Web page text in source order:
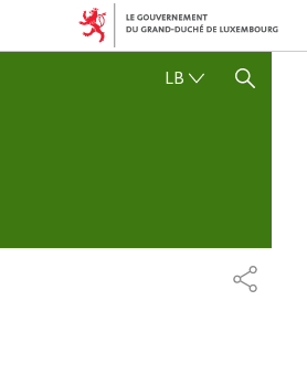
LB SHOW HIDE SEARCH